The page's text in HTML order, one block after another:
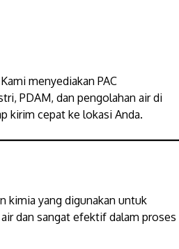
menyediakan PAC
PDAM, dan pengolahan air di
kirim cepat ke lokasi Anda.
kimia yang digunakan untuk
dan sangat efektif dalam proses